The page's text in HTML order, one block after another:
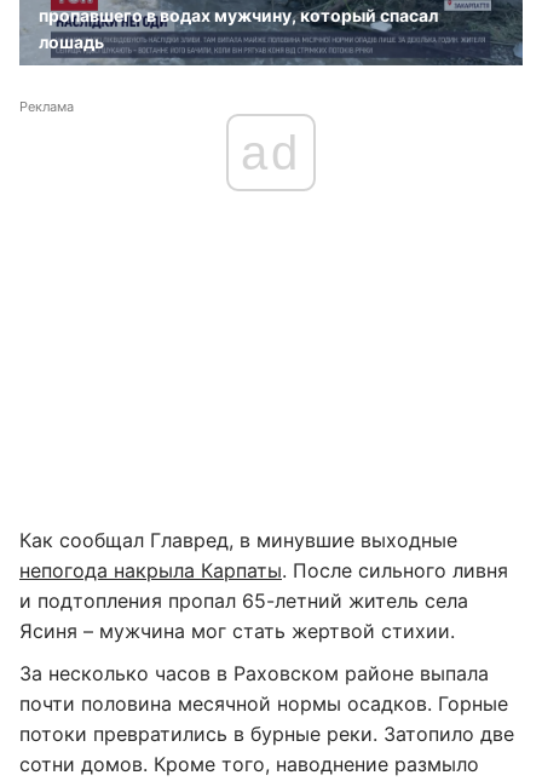
пропавшего в водах мужчину, который спасал
лошадь
Реклама
ad
Как сообщал Главред, в минувшие выходные
непогода накрыла Карпаты. После сильного ливня
и подтопления пропал 65-летний житель села
Ясиня – мужчина мог стать жертвой стихии.
За несколько часов в Раховском районе выпала
почти половина месячной нормы осадков. Горные
потоки превратились в бурные реки. Затопило две
сотни домов. Кроме того, наводнение размыло